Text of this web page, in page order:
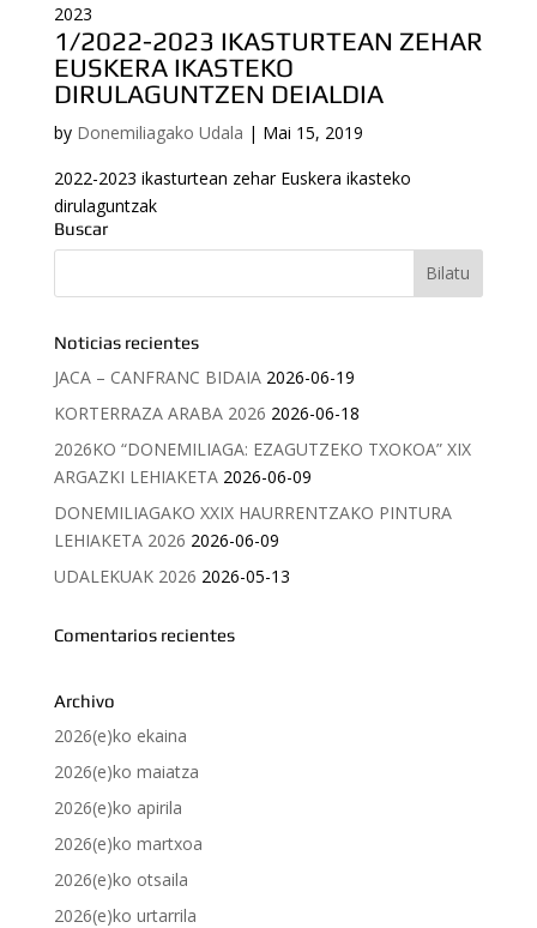
2023
1/2022-2023 IKASTURTEAN ZEHAR
EUSKERA IKASTEKO
DIRULAGUNTZEN DEIALDIA
by Donemiliagako Udala | Mai 15, 2019
2022-2023 ikasturtean zehar Euskera ikasteko
dirulaguntzak
Buscar
Noticias recientes
JACA – CANFRANC BIDAIA 2026-06-19
KORTERRAZA ARABA 2026 2026-06-18
2026KO “DONEMILIAGA: EZAGUTZEKO TXOKOA” XIX
ARGAZKI LEHIAKETA 2026-06-09
DONEMILIAGAKO XXIX HAURRENTZAKO PINTURA
LEHIAKETA 2026 2026-06-09
UDALEKUAK 2026 2026-05-13
Comentarios recientes
Archivo
2026(e)ko ekaina
2026(e)ko maiatza
2026(e)ko apirila
2026(e)ko martxoa
2026(e)ko otsaila
2026(e)ko urtarrila